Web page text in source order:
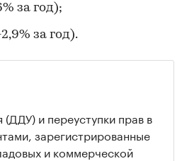
за год);
за год).
и переуступки прав в
зарегистрированные
и коммерческой